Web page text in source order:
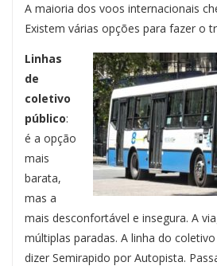
A maioria dos voos internacionais
Existem várias opções para fazer o
Linhas
de
coletivo
público:
é a opção
mais
barata,
mas a
mais desconfortável e insegura. A
múltiplas paradas. A linha do
dizer Semirapido por Autopista.